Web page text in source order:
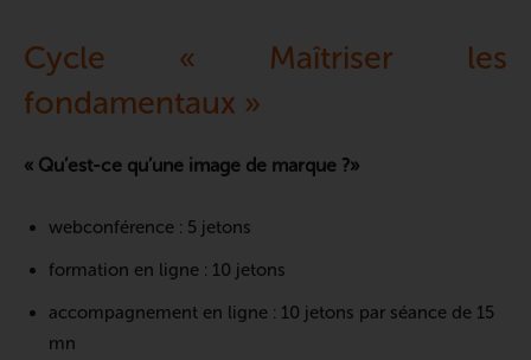
Cycle « Maîtriser les
fondamentaux »
« Qu’est-ce qu’une image de marque ?»
webconférence : 5 jetons
formation en ligne : 10 jetons
accompagnement en ligne : 10 jetons par séance de 15
mn